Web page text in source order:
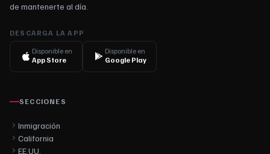
de mantenerte al día.
DESCARGA LA APP
Disponible en
App Store
Disponible en
Google Play
SECCIONES
Inmigración
California
EE.UU.